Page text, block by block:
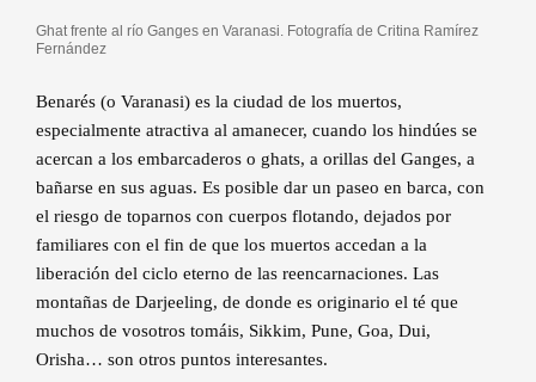
Ghat frente al río Ganges en Varanasi. Fotografía de Critina Ramírez
Fernández
Benarés (o Varanasi) es la ciudad de los muertos,
especialmente atractiva al amanecer, cuando los hindúes se
acercan a los embarcaderos o ghats, a orillas del Ganges, a
bañarse en sus aguas. Es posible dar un paseo en barca, con
el riesgo de toparnos con cuerpos flotando, dejados por
familiares con el fin de que los muertos accedan a la
liberación del ciclo eterno de las reencarnaciones. Las
montañas de Darjeeling, de donde es originario el té que
muchos de vosotros tomáis, Sikkim, Pune, Goa, Dui,
Orisha… son otros puntos interesantes.